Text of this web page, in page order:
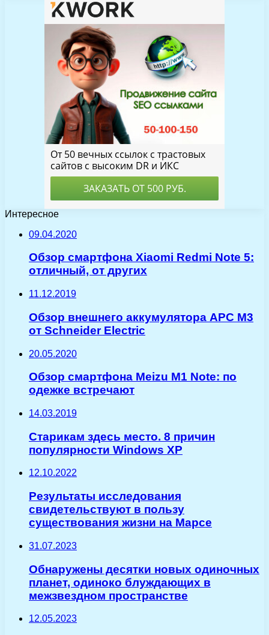
Интересное
09.04.2020
Обзор смартфона Xiaomi Redmi Note 5:
отличный, от других
11.12.2019
Обзор внешнего аккумулятора APC M3
от Schneider Electric
20.05.2020
Обзор смартфона Meizu M1 Note: по
одежке встречают
14.03.2019
Старикам здесь место. 8 причин
популярности Windows XP
12.10.2022
Результаты исследования
свидетельствуют в пользу
существования жизни на Марсе
31.07.2023
Обнаружены десятки новых одиночных
планет, одиноко блуждающих в
межзвездном пространстве
12.05.2023